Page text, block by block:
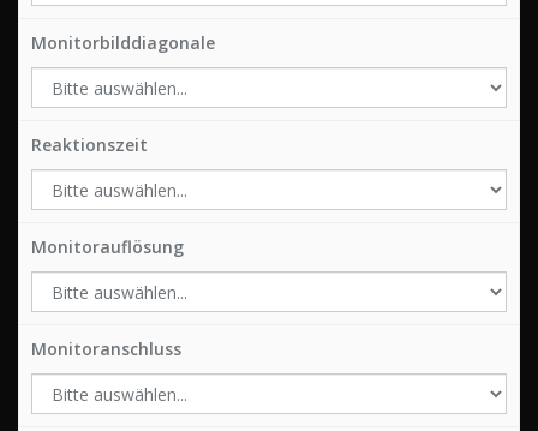
Monitorbilddiagonale
Reaktionszeit
Monitorauflösung
Monitoranschluss